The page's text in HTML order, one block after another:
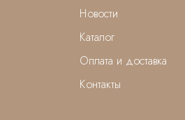
Новости
Каталог
Оплата и доставка
Контакты